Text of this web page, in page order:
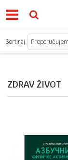
ZDRAV ŽIVOT
Sortiraj